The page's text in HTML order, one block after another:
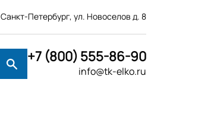
Санкт-Петербург, ул. Новоселов д. 8
+7 (800) 555-86-90
info@tk-elko.ru